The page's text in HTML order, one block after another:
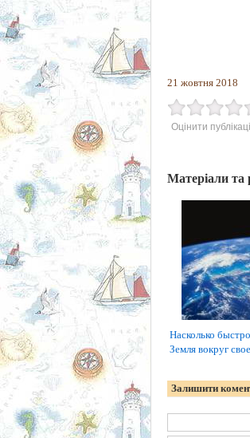
21 жовтня 2018
Оцінити
Матеріали та
Насколько
Земля вокруг
Залишити